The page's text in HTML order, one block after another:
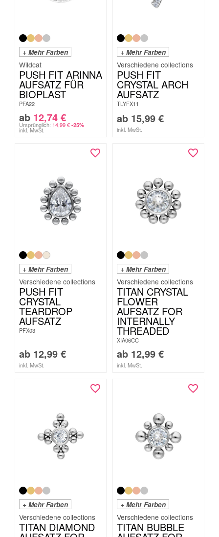
+ Mehr Farben
Wildcat
PUSH FIT ARINNA
AUFSATZ FÜR
BIOPLAST
PFA22
ab 12,74 €
Ursprünglich: 14,99€ -25%
inkl. MwSt.
+ Mehr Farben
PUSH FIT
CRYSTAL ARCH
AUFSATZ
TLYFX11
ab 15,99 €
inkl. MwSt.
+ Mehr Farben
PUSH FIT
CRYSTAL
TEARDROP
AUFSATZ
PFX03
ab 12,99 €
inkl. MwSt.
+ Mehr Farben
TITAN CRYSTAL
FLOWER
AUFSATZ FOR
INTERNALLY
THREADED
XIA06CC
ab 12,99 €
inkl. MwSt.
+ Mehr Farben
TITAN DIAMOND
+ Mehr Farben
TITAN BUBBLE